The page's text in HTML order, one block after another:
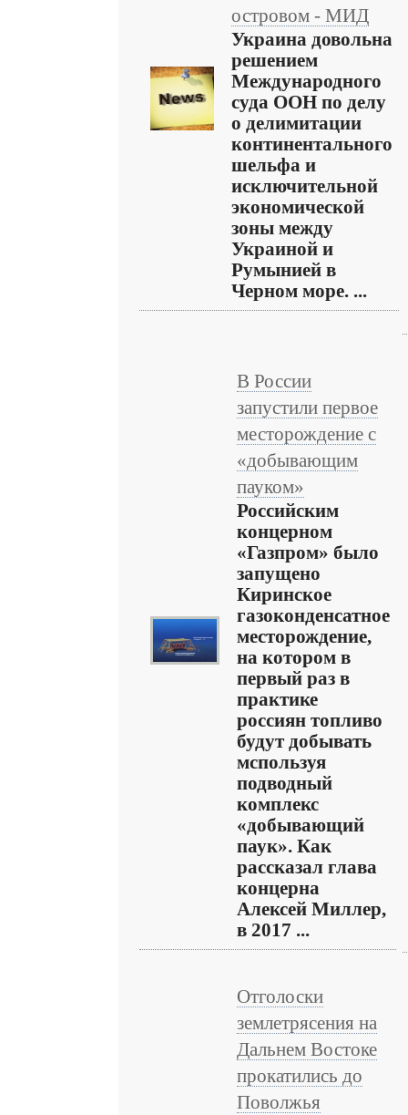
островом - МИД
Украина довольна
решением
Международного
суда ООН по делу
о делимитации
континентального
шельфа и
исключительной
экономической
зоны между
Украиной и
Румынией в
Черном море. ...
В России
запустили первое
месторождение с
«добывающим
пауком»
Российским
концерном
«Газпром» было
запущено
Киринское
газоконденсатное
месторождение,
на котором в
первый раз в
практике
россиян топливо
будут добывать
мспользуя
подводный
комплекс
«добывающий
паук». Как
рассказал глава
концерна
Алексей Миллер,
в 2017 ...
Отголоски
землетрясения на
Дальнем Востоке
прокатились до
Поволжья